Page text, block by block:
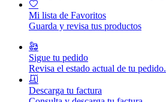
Mi lista de Favoritos
Guarda y revisa tus productos
Sigue tu pedido
Revisa el estado actual de tu pedido.
Descarga tu factura